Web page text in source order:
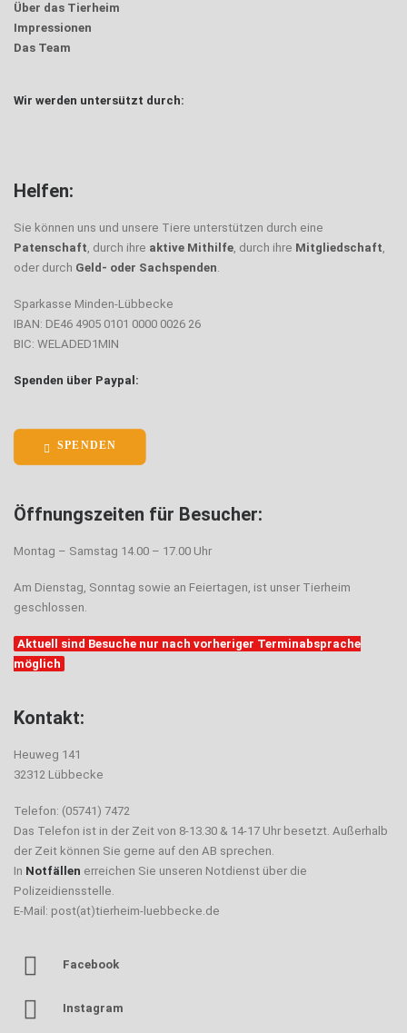
Über das Tierheim
Impressionen
Das Team
Wir werden untersützt durch:
Helfen:
Sie können uns und unsere Tiere unterstützen durch eine
Patenschaft, durch ihre aktive Mithilfe, durch ihre Mitgliedschaft,
oder durch Geld- oder Sachspenden.
Sparkasse Minden-Lübbecke
IBAN: DE46 4905 0101 0000 0026 26
BIC: WELADED1MIN
Spenden über Paypal:
SPENDEN
Öffnungszeiten für Besucher:
Montag – Samstag 14.00 – 17.00 Uhr
Am Dienstag, Sonntag sowie an Feiertagen, ist unser Tierheim
geschlossen.
Aktuell sind Besuche nur nach vorheriger Terminabsprache
möglich
Kontakt:
Heuweg 141
32312 Lübbecke
Telefon: (05741) 7472
Das Telefon ist in der Zeit von 8-13.30 & 14-17 Uhr besetzt. Außerhalb
der Zeit können Sie gerne auf den AB sprechen.
In Notfällen erreichen Sie unseren Notdienst über die
Polizeidiensstelle.
E-Mail: post(at)tierheim-luebbecke.de
Facebook
Instagram